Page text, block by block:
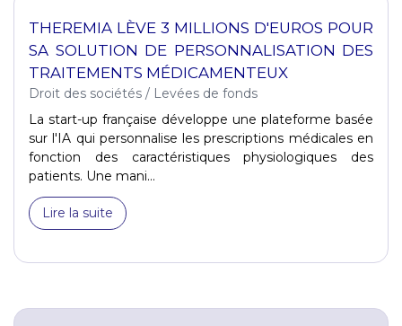
THEREMIA LÈVE 3 MILLIONS D'EUROS POUR
SA SOLUTION DE PERSONNALISATION DES
TRAITEMENTS MÉDICAMENTEUX
Droit des sociétés / Levées de fonds
La start-up française développe une plateforme basée
sur l'IA qui personnalise les prescriptions médicales en
fonction des caractéristiques physiologiques des
patients. Une mani...
Lire la suite